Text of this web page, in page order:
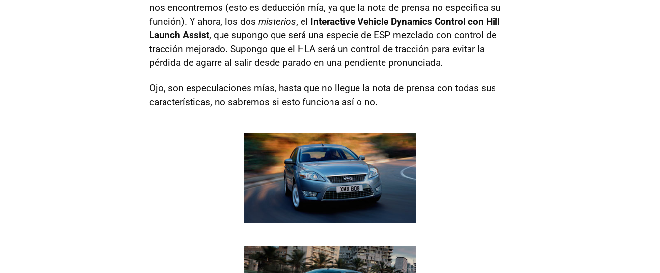
nos encontremos (esto es deducción mía, ya que la nota de prensa no especifica su
función). Y ahora, los dos misterios, el Interactive Vehicle Dynamics Control con Hill
Launch Assist, que supongo que será una especie de ESP mezclado con control de
tracción mejorado. Supongo que el HLA será un control de tracción para evitar la
pérdida de agarre al salir desde parado en una pendiente pronunciada.
Ojo, son especulaciones mías, hasta que no llegue la nota de prensa con todas sus
características, no sabremos si esto funciona así o no.